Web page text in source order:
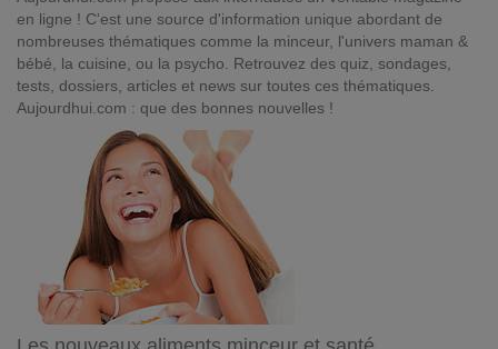
en ligne ! C'est une source d'information unique abordant de
nombreuses thématiques comme la minceur, l'univers maman &
bébé, la cuisine, ou la psycho. Retrouvez des quiz, sondages,
tests, dossiers, articles et news sur toutes ces thématiques.
Aujourdhui.com : que des bonnes nouvelles !